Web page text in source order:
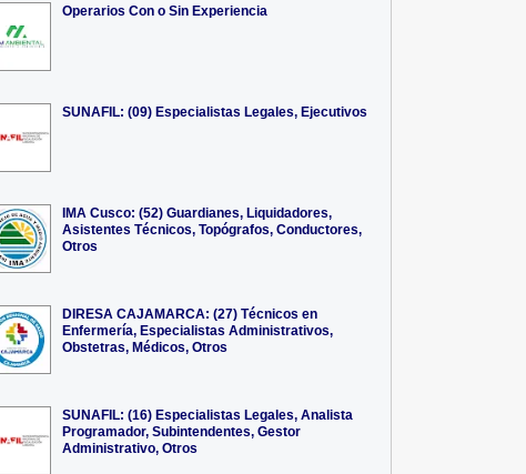
Operarios Con o Sin Experiencia
SUNAFIL: (09) Especialistas Legales, Ejecutivos
IMA Cusco: (52) Guardianes, Liquidadores,
Asistentes Técnicos, Topógrafos, Conductores,
Otros
DIRESA CAJAMARCA: (27) Técnicos en
Enfermería, Especialistas Administrativos,
Obstetras, Médicos, Otros
SUNAFIL: (16) Especialistas Legales, Analista
Programador, Subintendentes, Gestor
Administrativo, Otros